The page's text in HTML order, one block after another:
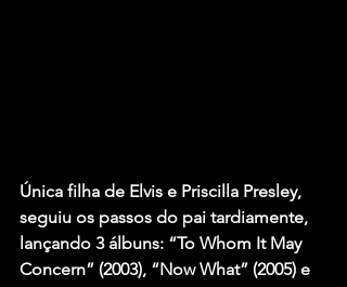
Única filha de Elvis e Priscilla Presley,
seguiu os passos do pai tardiamente,
lançando 3 álbuns: “To Whom It May
Concern” (2003), “Now What” (2005) e